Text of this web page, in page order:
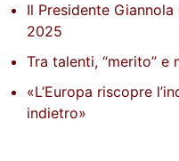
Il Presidente
2025
Tra talenti, “merito” e
«L’Europa riscopre
indietro»